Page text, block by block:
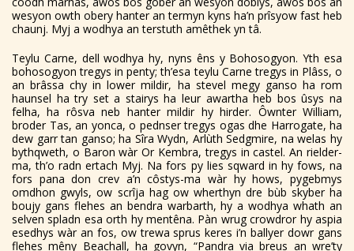
wesyon owth obery hanter an termyn kyns ha’n prîsyow fast heb
chaunj. Myj a wodhya an terstuth amêthek yn tâ.
Teylu Carne, dell wodhya hy, nyns êns y Bohosogyon. Yth esa
bohosogyon tregys in penty; th’esa teylu Carne tregys in Plâss, o
an brâssa chy in lower mildir, ha stevel megy ganso ha rom
haunsel ha try set a stairys ha leur awartha heb bos ûsys na
felha, ha rôsva neb hanter mildir hy hirder. Ôwnter William,
broder Tas, an yonca, o pednser tregys ogas dhe Harrogate, ha
dew garr tan ganso; ha Sîra Wydn, Arlùth Sedgmire, na welas hy
bythqweth, o Baron wàr Or Kembra, tregys in castel. An rielder-
ma, th’o radn ertach Myj. Na fors py lies sqward in hy fows, na
fors pana don crev a’n côstys-ma wàr hy hows, pygebmys
omdhon gwyls, ow scrîja hag ow wherthyn dre bùb skyber ha
boujy gans flehes an bendra warbarth, hy a wodhya whath an
selven spladn esa orth hy mentêna. Pàn wrug crowdror hy aspia
esedhys wàr an fos, ow trewa sprus keres i’n ballyer dowr gans
flehes mêny Beachall, ha govyn, “Pandra via breus an wre’ty